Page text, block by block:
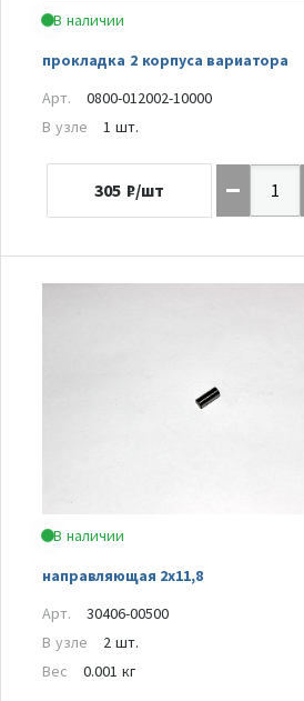
В наличии
прокладка 2 корпуса вариатора
Арт.
0800-012002-10000
В узле
1 шт.
305 ₽/шт
В наличии
направляющая 2х11,8
Арт.
30406-00500
В узле
2 шт.
Вес
0.001 кг